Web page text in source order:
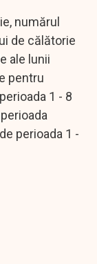
numărul
de călătorie
ale lunii
pentru
1 - 8
perioada 1 -